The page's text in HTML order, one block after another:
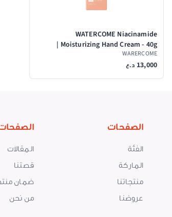
WATERCOME Niacinamide
Moisturizing Hand Cream - 40g |
واتركوم كريم مرطب لليدين
النياسيناميد 3% - 40غ
WARERCOME
13,000 د.ع
الصفحات
الفئة
الماركة
منتجاتنا
عروضنا
المقالات
قصتنا
ضمان
من نحن